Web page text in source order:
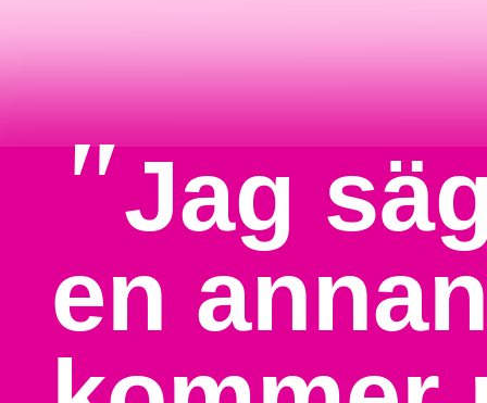
"Jag
en